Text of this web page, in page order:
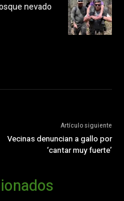
nevado
Artículo siguiente
Vecinas denuncian a gallo por
‘cantar muy fuerte’